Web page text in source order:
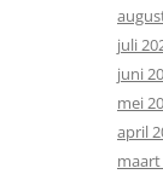
juli
juni
mei
april
maart